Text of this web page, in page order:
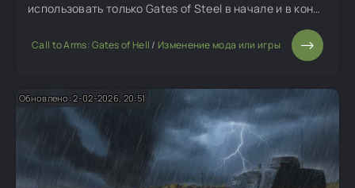
использовать только Gates of Steel в начале и в конце
будет защищаться.
Call to Arms: Gates of Hell / Изменение мода или игры
Обновлено: 2-02-2026, 20:51